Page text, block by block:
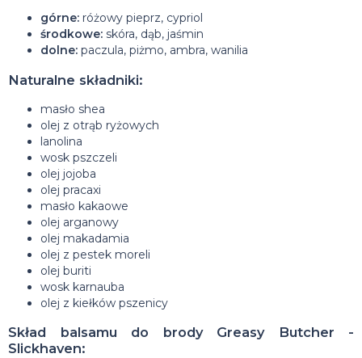
górne: różowy pieprz, cypriol
środkowe: skóra, dąb, jaśmin
dolne: paczula, piżmo, ambra, wanilia
Naturalne składniki:
masło shea
olej z otrąb ryżowych
lanolina
wosk pszczeli
olej jojoba
olej pracaxi
masło kakaowe
olej arganowy
olej makadamia
olej z pestek moreli
olej buriti
wosk karnauba
olej z kiełków pszenicy
Skład balsamu do brody Greasy Butcher -
Slickhaven: